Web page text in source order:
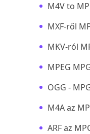
M4V to
MXF-ről
MKV-ról
MPEG
OGG -
M4A az
ARF az